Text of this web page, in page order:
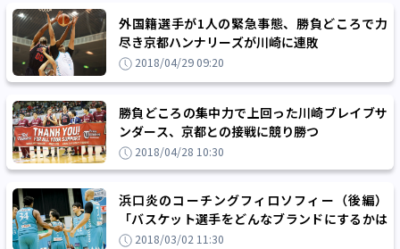
外国籍選手が1人の緊急事態、勝負どころで力
尽き京都ハンナリーズが川崎に連敗
2018/04/29 09:20
勝負どころの集中力で上回った川崎ブレイブサ
ンダース、京都との接戦に競り勝つ
2018/04/28 10:30
浜口炎のコーチングフィロソフィー（後編）
「バスケット選手をどんなブランドにするかは
僕たち次第」
2018/03/02 11:30